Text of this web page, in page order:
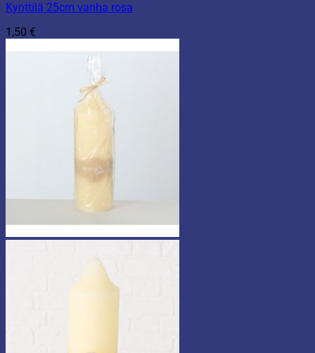
Kynttilä 25cm vanha rosa
1,50 €